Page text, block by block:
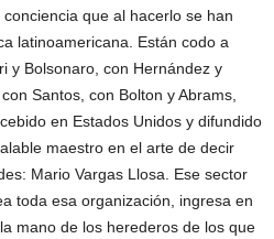
que al hacerlo se han
latinoamericana. Están codo a
y Bolsonaro, con Hernández y
Santos, con Bolton y Abrams,
en Estados Unidos y difundido
maestro en el arte de decir
Mario Vargas Llosa. Ese sector
toda esa organización, ingresa en
mano de los herederos de los que